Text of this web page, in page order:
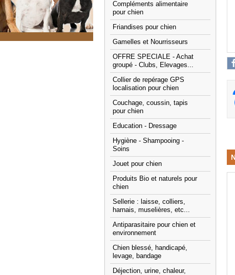
Compléments alimentaire
pour chien
Friandises pour chien
Gamelles et Nourrisseurs
OFFRE SPECIALE - Achat
groupé - Clubs, Elevages...
Collier de repérage GPS
localisation pour chien
Couchage, coussin, tapis
pour chien
Education - Dressage
Hygiène - Shampooing -
Soins
Jouet pour chien
Produits Bio et naturels pour
chien
Sellerie : laisse, colliers,
harnais, muselières, etc...
Antiparasitaire pour chien et
environnement
Chien blessé, handicapé,
levage, bandage
Déjection, urine, chaleur,